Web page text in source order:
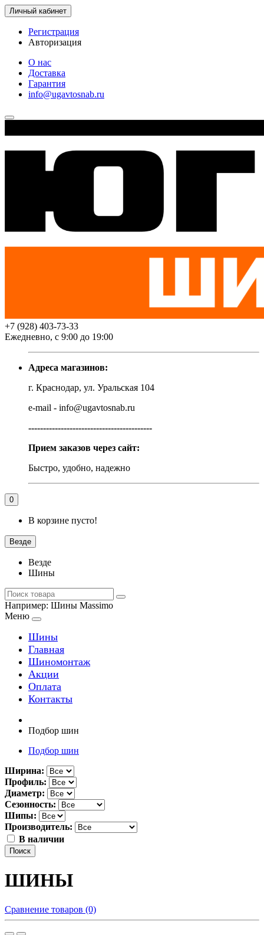
Личный кабинет
Регистрация
Авторизация
О нас
Доставка
Гарантия
info@ugavtosnab.ru
+7 (928) 403-73-33
Ежедневно, с 9:00 до 19:00
Адреса магазинов:
г. Краснодар, ул. Уральская 104
e-mail - info@ugavtosnab.ru
------------------------------------------
Прием заказов через сайт:
Быстро, удобно, надежно
0
В корзине пусто!
Везде
Везде
Шины
Например: Шины Massimo
Меню
Шины
Главная
Шиномонтаж
Акции
Оплата
Контакты
Подбор шин
Подбор шин
Ширина:
Профиль:
Диаметр:
Сезонность:
Шипы:
Производитель:
В наличии
Поиск
ШИНЫ
Сравнение товаров (0)